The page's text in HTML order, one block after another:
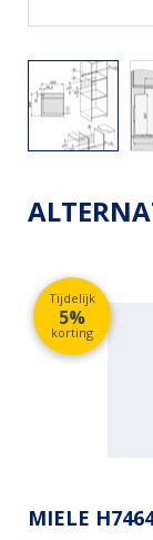
Tijdelijk
5%
korting
MIELE